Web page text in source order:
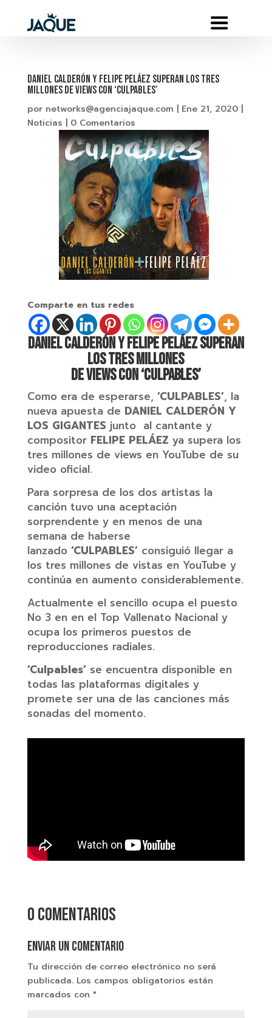
DANIEL CALDERÓN Y FELIPE PELÁEZ SUPERAN LOS TRES
MILLONES DE VIEWS CON ‘CULPABLES’
por networks@agenciajaque.com Ene 21, 2020|
Noticias
0 Comentarios
Comparte en tus redes
DANIEL CALDERÓN Y FELIPE PELÁEZ SUPERAN
LOS TRES MILLONES
DE VIEWS CON ‘CULPABLES’
Como era de esperarse, ‘CULPABLES’, la
nueva apuesta de DANIEL CALDERÓN Y
LOS GIGANTES junto al cantante y
compositor FELIPE PELÁEZ ya supera los
tres millones de views en YouTube de su
video oficial.
Para sorpresa de los dos artistas la
canción tuvo una aceptación
sorprendente y en menos de una
semana de haberse
lanzado ‘CULPABLES’consiguió llegar a
los tres millones de vistas en YouTube y
continúa en aumento considerablemente.
Actualmente el sencillo ocupa el puesto
No 3 en en el Top Vallenato Nacional y
ocupa los primeros puestos de
reproducciones radiales.
‘Culpables’se encuentra disponible en
todas las plataformas digitales y
promete ser una de las canciones más
sonadas del momento.
0 comentarios
Enviar un comentario
Tu dirección de correo electrónico no será
publicada. Los campos obligatorios están
marcados con *